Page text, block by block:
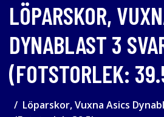
LÖPARSKOR,
DYNABLAST 3
(FOTSTORLEK:
Löparskor, Vuxna Asics